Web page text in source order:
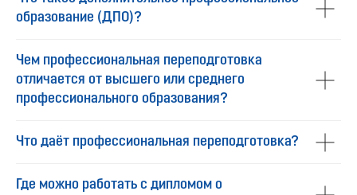
образование (ДПО)?
Чем профессиональная переподготовка
отличается от высшего или среднего
профессионального образования?
Что даёт профессиональная переподготовка?
Где можно работать с дипломом о